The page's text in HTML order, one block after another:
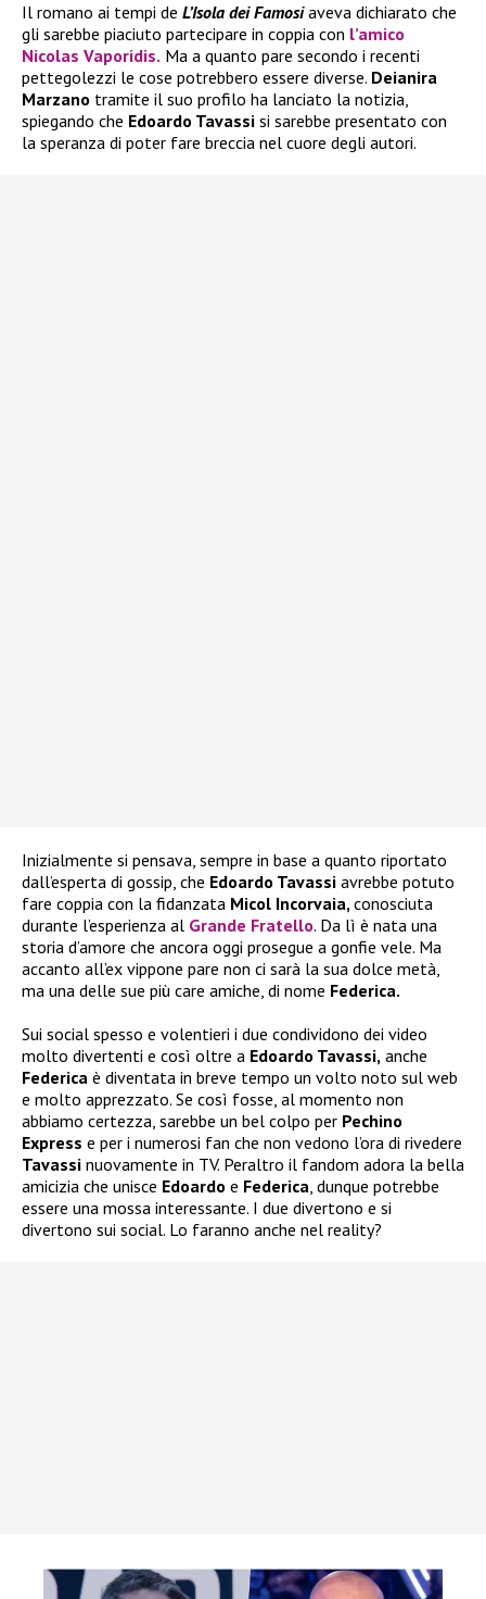
Il romano ai tempi de L’Isola dei Famosiaveva dichiarato che
gli sarebbe piaciuto partecipare in coppia con l’amico
Nicolas Vaporidis. Ma a quanto pare secondo i recenti
pettegolezzi le cose potrebbero essere diverse. Deianira
Marzano tramite il suo profilo ha lanciato la notizia,
spiegando che Edoardo Tavassi si sarebbe presentato con
la speranza di poter fare breccia nel cuore degli autori.
Inizialmente si pensava, sempre in base a quanto riportato
dall’esperta di gossip, che Edoardo Tavassi avrebbe potuto
fare coppia con la fidanzata Micol Incorvaia,conosciuta
durante l’esperienza al Grande Fratello. Da lì è nata una
storia d’amore che ancora oggi prosegue a gonfie vele. Ma
accanto all’ex vippone pare non ci sarà la sua dolce metà,
ma una delle sue più care amiche, di nome Federica.
Sui social spesso e volentieri i due condividono dei video
molto divertenti e così oltre a Edoardo Tavassi, anche
Federica è diventata in breve tempo un volto noto sul web
e molto apprezzato. Se così fosse, al momento non
abbiamo certezza, sarebbe un bel colpo per Pechino
Express e per i numerosi fan che non vedono l’ora di rivedere
Tavassi nuovamente in TV. Peraltro il fandom adora la bella
amicizia che unisce Edoardo e Federica, dunque potrebbe
essere una mossa interessante. I due divertono e si
divertono sui social. Lo faranno anche nel reality?